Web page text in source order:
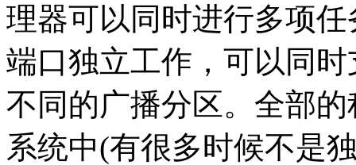
理器可以同时进行多项
端口独立工作，可以同
不同的广播分区。全部
系统中(有很多时候不是